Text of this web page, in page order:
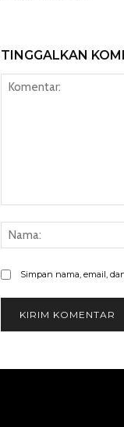
TINGGALKAN
Simpan nama, email,